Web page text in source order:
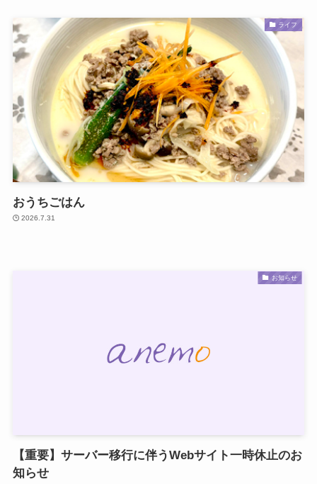
ライフ
おうちごはん
2026.7.31
お知らせ
【重要】サーバー移行に伴うWebサイト一時休止のお
知らせ